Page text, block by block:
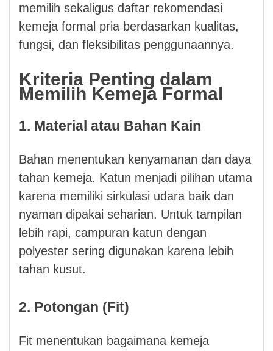
memilih sekaligus daftar rekomendasi
kemeja formal pria berdasarkan kualitas,
fungsi, dan fleksibilitas penggunaannya.
Kriteria Penting dalam
Memilih Kemeja Formal
1. Material atau Bahan Kain
Bahan menentukan kenyamanan dan daya
tahan kemeja. Katun menjadi pilihan utama
karena memiliki sirkulasi udara baik dan
nyaman dipakai seharian. Untuk tampilan
lebih rapi, campuran katun dengan
polyester sering digunakan karena lebih
tahan kusut.
2. Potongan (Fit)
Fit menentukan bagaimana kemeja